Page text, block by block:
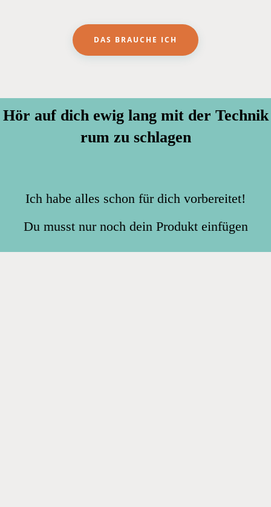
DAS BRAUCHE ICH
Hör auf dich ewig lang mit der Technik
rum zu schlagen
Ich habe alles schon für dich vorbereitet!
Du musst nur noch dein Produkt einfügen